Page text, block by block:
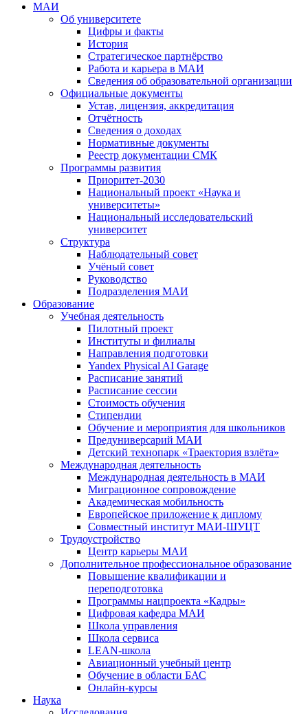
МАИ
Об университете
Цифры и факты
История
Стратегическое партнёрство
Работа и карьера в МАИ
Сведения об образовательной организации
Официальные документы
Устав, лицензия, аккредитация
Отчётность
Сведения о доходах
Нормативные документы
Реестр документации СМК
Программы развития
Приоритет-2030
Национальный проект «Наука и
университеты»
Национальный исследовательский
университет
Структура
Наблюдательный совет
Учёный совет
Руководство
Подразделения МАИ
Образование
Учебная деятельность
Пилотный проект
Институты и филиалы
Направления подготовки
Yandex Physical AI Garage
Расписание занятий
Расписание сессии
Стоимость обучения
Стипендии
Обучение и мероприятия для школьников
Предуниверсарий МАИ
Детский технопарк «Траектория взлёта»
Международная деятельность
Международная деятельность в МАИ
Миграционное сопровождение
Академическая мобильность
Европейское приложение к диплому
Совместный институт МАИ-ШУЦТ
Трудоустройство
Центр карьеры МАИ
Дополнительное профессиональное образование
Повышение квалификации и
переподготовка
Программы нацпроекта «Кадры»
Цифровая кафедра МАИ
Школа управления
Школа сервиса
LEAN-школа
Авиационный учебный центр
Обучение в области БАС
Онлайн-курсы
Наука